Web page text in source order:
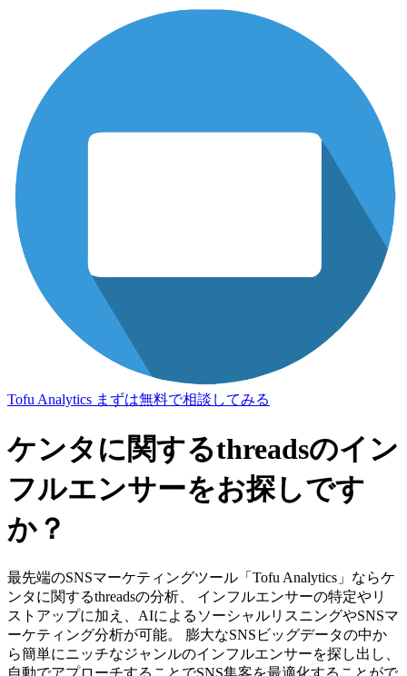
Tofu Analytics まずは無料で相談してみる
ケンタに関するthreadsのイン
フルエンサーをお探しです
か？
最先端のSNSマーケティングツール「Tofu Analytics」ならケ
ンタに関するthreadsの分析、 インフルエンサーの特定やリ
ストアップに加え、AIによるソーシャルリスニングやSNSマ
ーケティング分析が可能。 膨大なSNSビッグデータの中か
ら簡単にニッチなジャンルのインフルエンサーを探し出し、